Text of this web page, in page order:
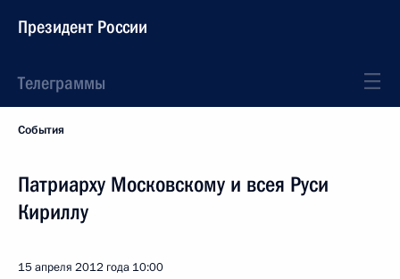
Президент России
Телеграммы
События
Патриарху Московскому и всея Руси
Кириллу
15 апреля 2012 года 10:00